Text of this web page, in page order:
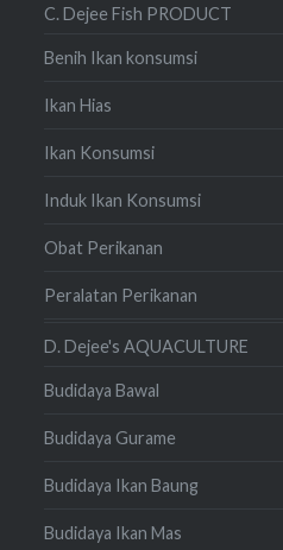
C. Dejee Fish PRODUCT
Benih Ikan konsumsi
Ikan Hias
Ikan Konsumsi
Induk Ikan Konsumsi
Obat Perikanan
Peralatan Perikanan
D. Dejee's AQUACULTURE
Budidaya Bawal
Budidaya Gurame
Budidaya Ikan Baung
Budidaya Ikan Mas